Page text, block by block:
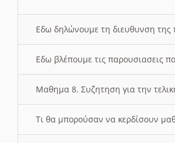
Εδω δηλώνουμε τη διευθυνση
Εδω βλέπουμε τις παρουσιασεις
Μαθημα 8. Συζητηση για την
Τι θα μπορούσαν να κερδίσουν